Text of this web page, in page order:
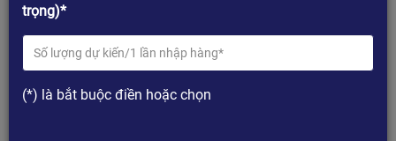
trọng)*
(*) là bắt buộc điền hoặc chọn